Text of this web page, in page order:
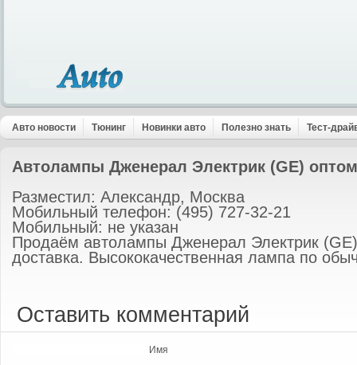
Авто новости Тюнинг Новинки авто Полезно знать Тест-
Автолампы Дженерал Электрик (GE) оптом
Разместил: Александр, Москва
Мобильный телефон: (495) 727-32-21
Мобильный: не указан
Продаём автолампы Дженерал Электрик
доставка. Высококачественная лампа по
Оставить комментарий
Имя